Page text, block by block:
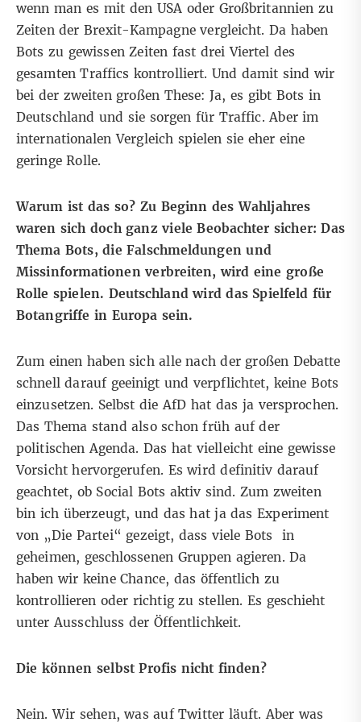
wenn man es mit den USA oder Großbritannien zu
Zeiten der Brexit-Kampagne vergleicht. Da haben
Bots zu gewissen Zeiten fast drei Viertel des
gesamten Traffics kontrolliert. Und damit sind wir
bei der zweiten großen These: Ja, es gibt Bots in
Deutschland und sie sorgen für Traffic. Aber im
internationalen Vergleich spielen sie eher eine
geringe Rolle.
Warum ist das so? Zu Beginn des Wahljahres
waren sich doch ganz viele Beobachter sicher: Das
Thema Bots, die Falschmeldungen und
Missinformationen verbreiten, wird eine große
Rolle spielen. Deutschland wird das Spielfeld für
Botangriffe in Europa sein.
Zum einen haben sich alle nach der großen Debatte
schnell darauf geeinigt und verpflichtet, keine Bots
einzusetzen. Selbst die AfD hat das ja versprochen.
Das Thema stand also schon früh auf der
politischen Agenda. Das hat vielleicht eine gewisse
Vorsicht hervorgerufen. Es wird definitiv darauf
geachtet, ob Social Bots aktiv sind. Zum zweiten
bin ich überzeugt, und das hat ja das Experiment
von „Die Partei“ gezeigt, dass viele Bots in
geheimen, geschlossenen Gruppen agieren. Da
haben wir keine Chance, das öffentlich zu
kontrollieren oder richtig zu stellen. Es geschieht
unter Ausschluss der Öffentlichkeit.
Die können selbst Profis nicht finden?
Nein. Wir sehen, was auf Twitter läuft. Aber was